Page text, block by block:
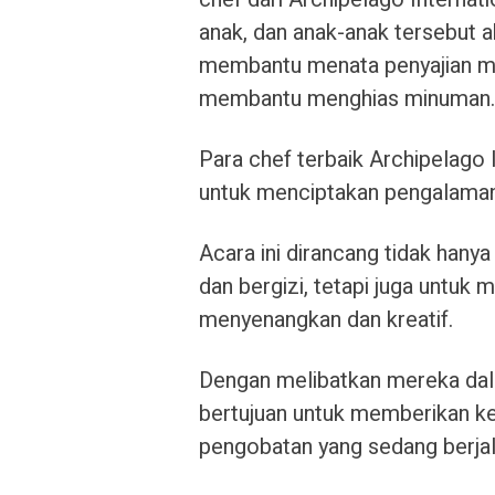
anak, dan anak-anak tersebut
membantu menata penyajian
membantu menghias minuman.
Para chef terbaik
untuk menciptakan
Acara ini dirancang tidak
dan bergizi, tetapi juga untuk
menyenangkan dan kreatif.
Dengan melibatkan mereka
bertujuan untuk memberikan
pengobatan yang sedang